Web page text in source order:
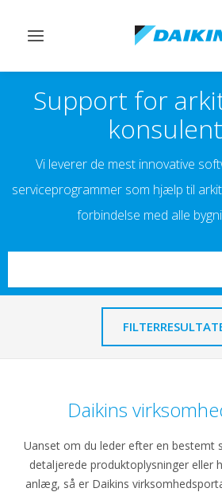
Slå
til/fra
Support for
Vi leverer de mest innovative
serviceprogrammer som hjælp til
forbindelse med alle
Daikins
Uanset om du leder efter en bestemt
detaljerede produktoplysninger eller
anlæg, så er Daikins